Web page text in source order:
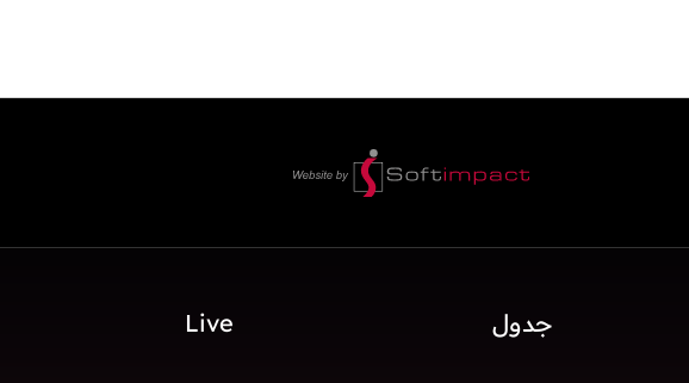
جدول Live